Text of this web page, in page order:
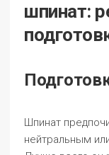
шпинат:
Шпинат
нейтральным